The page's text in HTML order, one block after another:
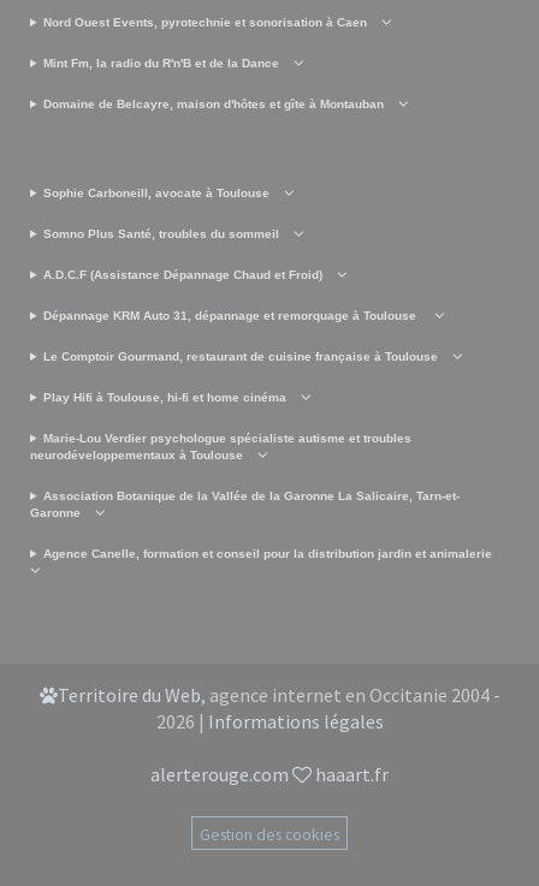
Nord Ouest Events, pyrotechnie et sonorisation à Caen
Mint Fm, la radio du R'n'B et de la Dance
Domaine de Belcayre, maison d'hôtes et gîte à Montauban
Sophie Carboneill, avocate à Toulouse
Somno Plus Santé, troubles du sommeil
A.D.C.F (Assistance Dépannage Chaud et Froid)
Dépannage KRM Auto 31, dépannage et remorquage à Toulouse
Le Comptoir Gourmand, restaurant de cuisine française à Toulouse
Play Hifi à Toulouse, hi-fi et home cinéma
Marie-Lou Verdier psychologue spécialiste autisme et troubles
neurodéveloppementaux à Toulouse
Association Botanique de la Vallée de la Garonne La Salicaire, Tarn-et-
Garonne
Agence Canelle, formation et conseil pour la distribution jardin et animalerie
Territoire du Web, agence internet en Occitanie 2004 -
2026 | Informations légales
alerterouge.com haaart.fr
Gestion des cookies